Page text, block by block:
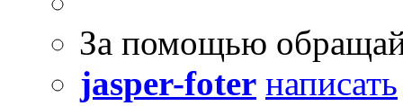
За помощью
jasper-foter написать